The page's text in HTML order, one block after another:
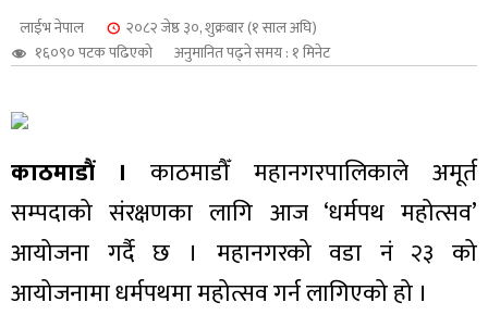
लाईभ नेपाल
२०८२ जेष्ठ ३०, शुक्रबार (१ साल अघि)
१६०९० पटक पढिएको
अनुमानित पढ्ने समय : १ मिनेट
काठमाडौं । काठमाडौँ महानगरपालिकाले अमूर्त
सम्पदाको संरक्षणका लागि आज ‘धर्मपथ महोत्सव’
आयोजना गर्दै छ । महानगरको वडा नं २३ को
आयोजनामा धर्मपथमा महोत्सव गर्न लागिएको हो ।